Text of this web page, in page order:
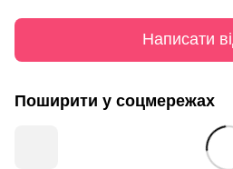
Написати
Поширити у соцмережах